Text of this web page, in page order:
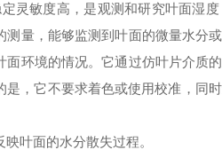
灵敏度高，是观测和研究叶面湿
测量，能够监测到叶面的微量水分
环境的情况。它通过仿叶片介质
，它不要求着色或使用校准，同
叶面的水分散失过程。